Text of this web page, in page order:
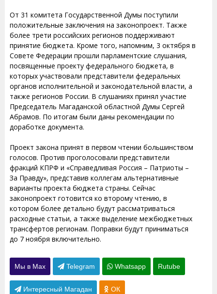
От 31 комитета Государственной Думы поступили
положительные заключения на законопроект. Также
более трети российских регионов поддерживают
принятие бюджета. Кроме того, напомним, 3 октября в
Совете Федерации прошли парламентские слушания,
посвященные проекту федерального бюджета, в
которых участвовали представители федеральных
органов исполнительной и законодательной власти, а
также регионов России. В слушаниях принял участие
Председатель Магаданской областной Думы Сергей
Абрамов. По итогам были даны рекомендации по
доработке документа.
Проект закона принят в первом чтении большинством
голосов. Против проголосовали представители
фракций КПРФ и «Справедливая Россия – Патриоты –
За Правду», представив коллегам альтернативные
варианты проекта бюджета страны. Сейчас
законопроект готовится ко второму чтению, в
котором более детально будут рассматриваться
расходные статьи, а также выделение межбюджетных
трансфертов регионам. Поправки будут приниматься
до 7 ноября включительно.
Мы в Max Telegram Whatsapp Rutube
Интересный Магадан ОК